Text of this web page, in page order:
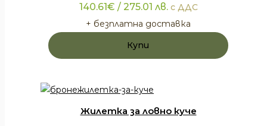
140.61€ / 275.01 лв. с ДДС
+ безплатна доставка
Купи
Жилетка за ловно куче